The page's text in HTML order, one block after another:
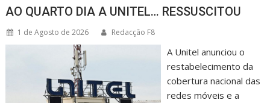
AO QUARTO DIA A UNITEL… RESSUSCITOU
1 de Agosto de 2026 Redacção F8
A Unitel anunciou o
restabelecimento da
cobertura nacional das
redes móveis e a